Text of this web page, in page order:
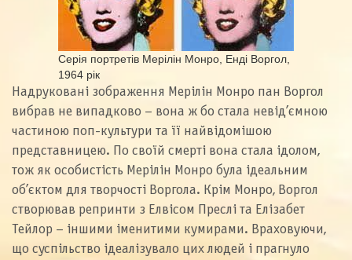
Серія портретів Мерілін Монро, Енді Воргол,
1964 рік
Надруковані зображення Мерілін Монро пан Воргол
вибрав не випадково – вона ж бо стала невід’ємною
частиною поп-культури та її найвідомішою
представницею. По своїй смерті вона стала ідолом,
тож як особистість Мерілін Монро була ідеальним
об’єктом для творчості Воргола. Крім Монро, Воргол
створював репринти з Елвісом Преслі та Елізабет
Тейлор – іншими іменитими кумирами. Враховуючи,
що суспільство ідеалізувало цих людей і прагнуло